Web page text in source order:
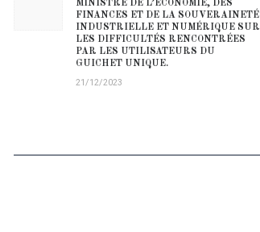
MINISTRE DE L’ECONOMIE, DES
FINANCES ET DE LA SOUVERAINETÉ
INDUSTRIELLE ET NUMÉRIQUE SUR
LES DIFFICULTÉS RENCONTRÉES
PAR LES UTILISATEURS DU
GUICHET UNIQUE.
21/12/2023